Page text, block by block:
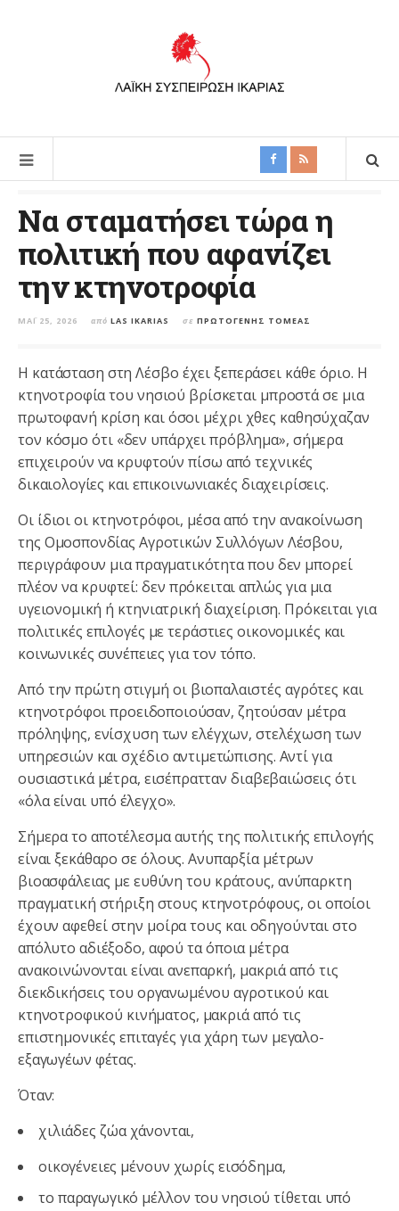
Να σταματήσει τώρα η
πολιτική που αφανίζει
την κτηνοτροφία
ΜΆΙ 25, 2026 από LAS IKARIAS σε ΠΡΩΤΟΓΕΝΉΣ ΤΟΜΈΑΣ
Η κατάσταση στη Λέσβο έχει ξεπεράσει κάθε όριο. Η
κτηνοτροφία του νησιού βρίσκεται μπροστά σε μια
πρωτοφανή κρίση και όσοι μέχρι χθες καθησύχαζαν
τον κόσμο ότι «δεν υπάρχει πρόβλημα», σήμερα
επιχειρούν να κρυφτούν πίσω από τεχνικές
δικαιολογίες και επικοινωνιακές διαχειρίσεις.
Οι ίδιοι οι κτηνοτρόφοι, μέσα από την ανακοίνωση
της Ομοσπονδίας Αγροτικών Συλλόγων Λέσβου,
περιγράφουν μια πραγματικότητα που δεν μπορεί
πλέον να κρυφτεί: δεν πρόκειται απλώς για μια
υγειονομική ή κτηνιατρική διαχείριση. Πρόκειται για
πολιτικές επιλογές με τεράστιες οικονομικές και
κοινωνικές συνέπειες για τον τόπο.
Από την πρώτη στιγμή οι βιοπαλαιστές αγρότες και
κτηνοτρόφοι προειδοποιούσαν, ζητούσαν μέτρα
πρόληψης, ενίσχυση των ελέγχων, στελέχωση των
υπηρεσιών και σχέδιο αντιμετώπισης. Αντί για
ουσιαστικά μέτρα, εισέπρατταν διαβεβαιώσεις ότι
«όλα είναι υπό έλεγχο».
Σήμερα το αποτέλεσμα αυτής της πολιτικής επιλογής
είναι ξεκάθαρο σε όλους. Ανυπαρξία μέτρων
βιοασφάλειας με ευθύνη του κράτους, ανύπαρκτη
πραγματική στήριξη στους κτηνοτρόφους, οι οποίοι
έχουν αφεθεί στην μοίρα τους και οδηγούνται στο
απόλυτο αδιέξοδο, αφού τα όποια μέτρα
ανακοινώνονται είναι ανεπαρκή, μακριά από τις
διεκδικήσεις του οργανωμένου αγροτικού και
κτηνοτροφικού κινήματος, μακριά από τις
επιστημονικές επιταγές για χάρη των μεγαλο-
εξαγωγέων φέτας.
Όταν:
χιλιάδες ζώα χάνονται,
οικογένειες μένουν χωρίς εισόδημα,
το παραγωγικό μέλλον του νησιού τίθεται υπό